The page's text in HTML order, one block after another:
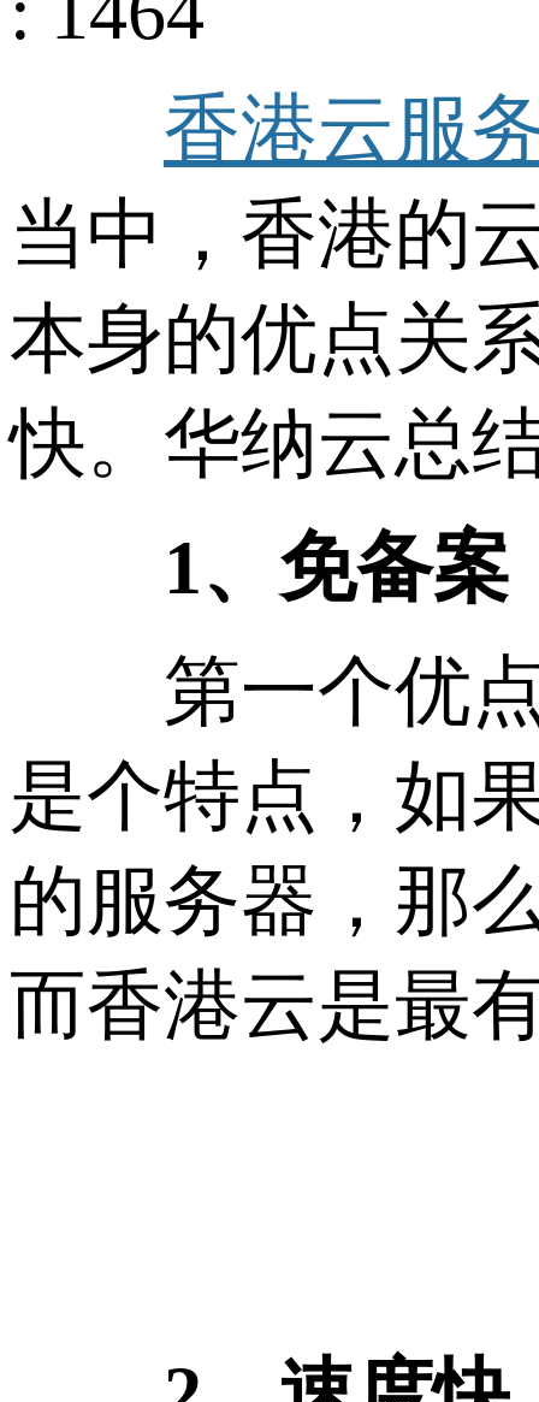
香港云服
当中，香港的
本身的优点关
快。华纳云总
1、免备案
第一个优点
是个特点，如
的服务器，那
而香港云是最